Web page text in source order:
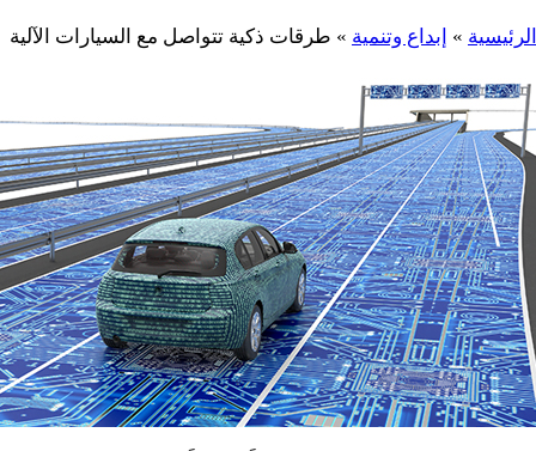
الرئيسية » إبداع وتنمية » طرقات ذكية تتواصل مع السيارات الآلية